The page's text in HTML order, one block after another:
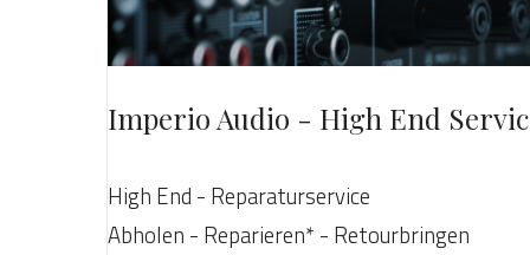
Imperio Audio - High End
High End - Reparaturservice
Abholen - Reparieren* - Retourbringen